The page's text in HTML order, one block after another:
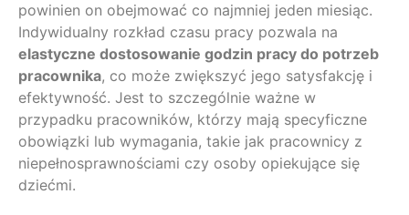
powinien on obejmować co najmniej jeden miesiąc.
Indywidualny rozkład czasu pracy pozwala na
elastyczne dostosowanie godzin pracy do potrzeb
pracownika, co może zwiększyć jego satysfakcję i
efektywność. Jest to szczególnie ważne w
przypadku pracowników, którzy mają specyficzne
obowiązki lub wymagania, takie jak pracownicy z
niepełnosprawnościami czy osoby opiekujące się
dziećmi.